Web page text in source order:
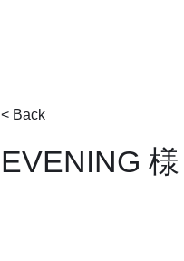
< Back
EVENING 様